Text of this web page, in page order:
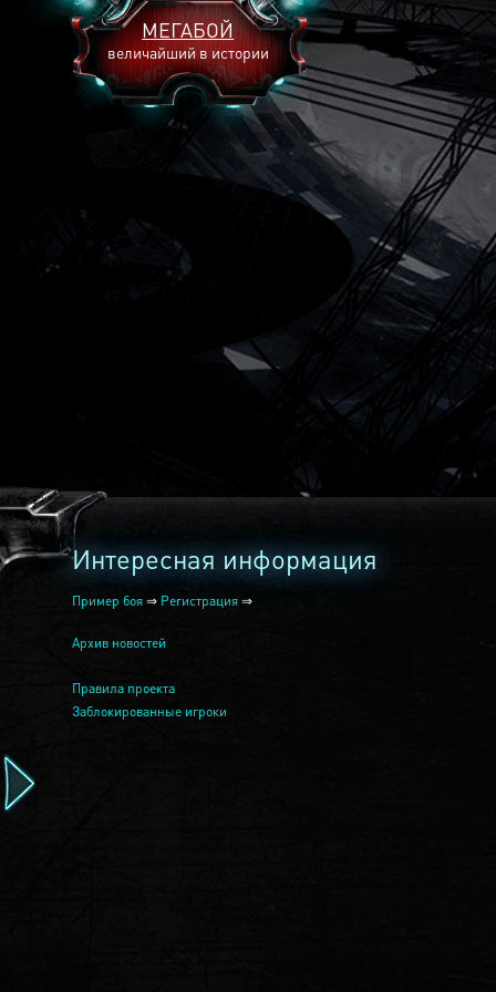
МЕГАБОЙ
величайший в истории
2240
Интересная информация
Пример боя ⇒ Регистрация ⇒
Архив новостей
Правила проекта
Заблокированные игроки